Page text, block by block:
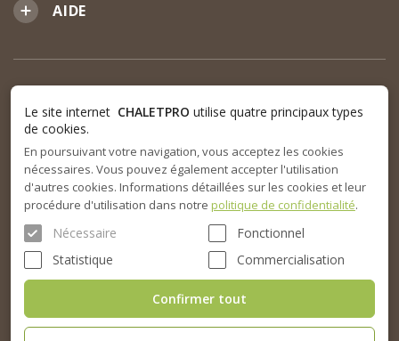
AIDE
Le site internet CHALETPRO utilise quatre principaux types
de cookies.
En poursuivant votre navigation, vous acceptez les cookies
nécessaires. Vous pouvez également accepter l'utilisation
d'autres cookies. Informations détaillées sur les cookies et leur
procédure d'utilisation dans notre politique de confidentialité.
Nécessaire
Fonctionnel
Statistique
Commercialisation
Confirmer tout